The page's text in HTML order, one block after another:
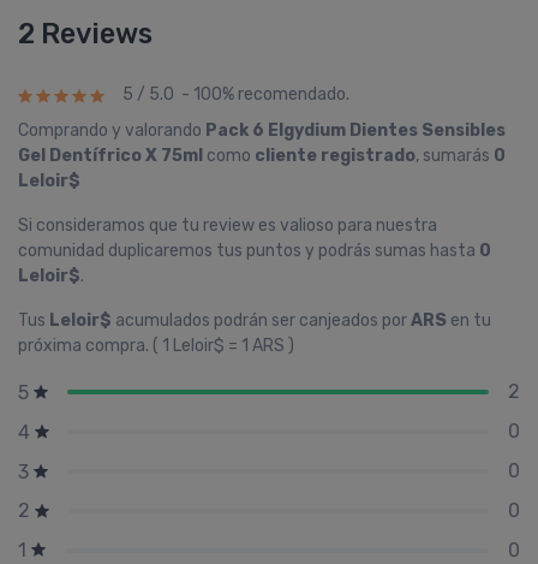
2 Reviews
5 / 5.0 - 100% recomendado.
Comprando y valorando Pack 6 Elgydium Dientes Sensibles
Gel Dentí­frico X 75ml como cliente registrado, sumarás 0
Leloir$
Si consideramos que tu review es valioso para nuestra
comunidad duplicaremos tus puntos y podrás sumas hasta 0
Leloir$.
Tus Leloir$ acumulados podrán ser canjeados porARS en tu
próxima compra. ( 1 Leloir$ = 1 ARS )
5
2
4
0
3
0
2
0
1
0